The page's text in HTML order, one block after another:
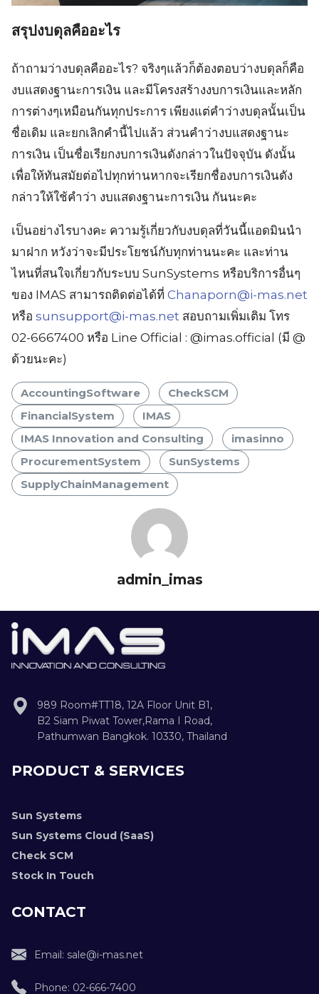
สรุปงบดุลคืออะไร
ถ้าถามว่างบดุลคืออะไร? จริงๆแล้วก็ต้องตอบว่างบดุลก็คือ
งบแสดงฐานะการเงิน และมีโครงสร้างงบการเงินและหลัก
การต่างๆเหมือนกันทุกประการ เพียงแต่คำว่างบดุลนั้นเป็น
ชื่อเดิม และยกเลิกคำนี้ไปแล้ว ส่วนคำว่างบแสดงฐานะ
การเงิน เป็นชื่อเรียกงบการเงินดังกล่าวในปัจจุบัน ดังนั้น
เพื่อให้ทันสมัยต่อไปทุกท่านหากจะเรียกชื่องบการเงินดัง
กล่าวให้ใช้คำว่า งบแสดงฐานะการเงิน กันนะคะ
เป็นอย่างไรบางคะ ความรู้เกี่ยวกับงบดุลที่วันนี้แอดมินนำ
มาฝาก หวังว่าจะมีประโยชน์กับทุกท่านนะคะ และท่าน
ไหนที่สนใจเกี่ยวกับระบบ SunSystems หรือบริการอื่นๆ
ของ IMAS สามารถติดต่อได้ที่ Chanaporn@i-mas.net
หรือ sunsupport@i-mas.net สอบถามเพิ่มเติม โทร
02-6667400 หรือ Line Official : @imas.official (มี @
ด้วยนะคะ)
AccountingSoftware
CheckSCM
FinancialSystem
IMAS
IMAS Innovation and Consulting
imasinno
ProcurementSystem
SunSystems
SupplyChainManagement
admin_imas
989 Room#TT18, 12A Floor Unit B1,
B2 Siam Piwat Tower,Rama I Road,
Pathumwan Bangkok. 10330, Thailand
PRODUCT & SERVICES
Sun Systems
Sun Systems Cloud (SaaS)
Check SCM
Stock In Touch
CONTACT
Email: sale@i-mas.net
Phone: 02-666-7400